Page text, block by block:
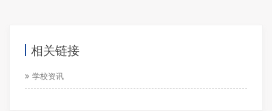
相关链接
学校资讯